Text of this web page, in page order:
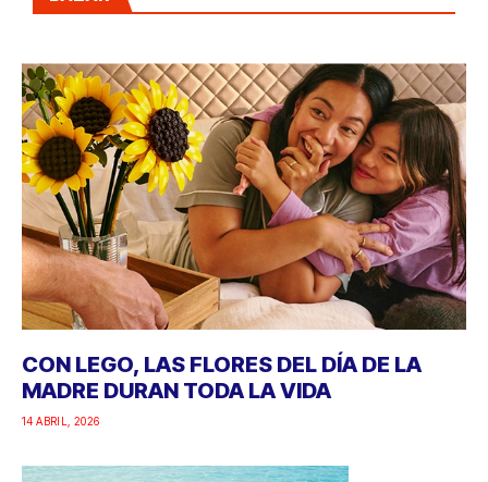
CON LEGO, LAS FLORES DEL DÍA DE LA
MADRE DURAN TODA LA VIDA
14 ABRIL, 2026